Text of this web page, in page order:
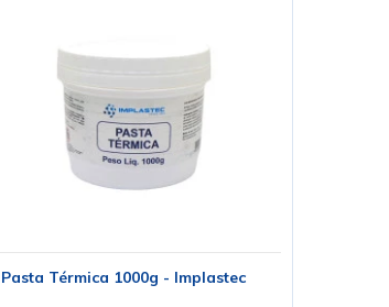
Pasta Térmica 1000g - Implastec